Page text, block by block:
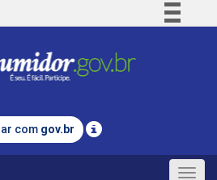
Comunica BR
Legislação
com gov.br
Toggle